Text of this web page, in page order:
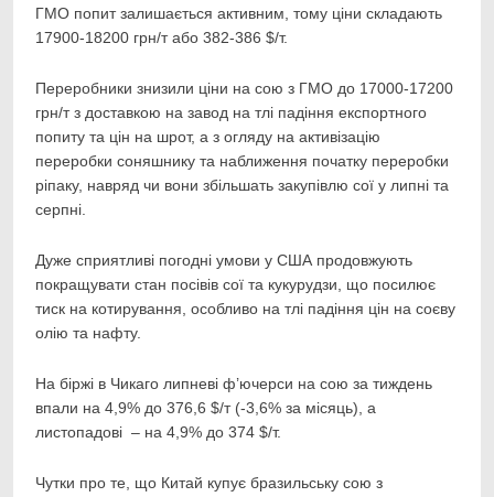
ГМО попит залишається активним, тому ціни складають
17900-18200 грн/т або 382-386 $/т.
Переробники знизили ціни на сою з ГМО до 17000-17200
грн/т з доставкою на завод на тлі падіння експортного
попиту та цін на шрот, а з огляду на активізацію
переробки соняшнику та наближення початку переробки
ріпаку, навряд чи вони збільшать закупівлю сої у липні та
серпні.
Дуже сприятливі погодні умови у США продовжують
покращувати стан посівів сої та кукурудзи, що посилює
тиск на котирування, особливо на тлі падіння цін на соєву
олію та нафту.
На біржі в Чикаго липневі ф’ючерси на сою за тиждень
впали на 4,9% до 376,6 $/т (-3,6% за місяць), а
листопадові – на 4,9% до 374 $/т.
Чутки про те, що Китай купує бразильську сою з